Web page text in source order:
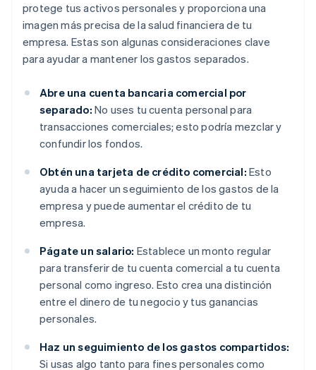
protege tus activos personales y proporciona una
imagen más precisa de la salud financiera de tu
empresa. Estas son algunas consideraciones clave
para ayudar a mantener los gastos separados.
Abre una cuenta bancaria comercial por
separado: No uses tu cuenta personal para
transacciones comerciales; esto podría mezclar y
confundir los fondos.
Obtén una tarjeta de crédito comercial: Esto
ayuda a hacer un seguimiento de los gastos de la
empresa y puede aumentar el crédito de tu
empresa.
Págate un salario: Establece un monto regular
para transferir de tu cuenta comercial a tu cuenta
personal como ingreso. Esto crea una distinción
entre el dinero de tu negocio y tus ganancias
personales.
Haz un seguimiento de los gastos compartidos:
Si usas algo tanto para fines personales como